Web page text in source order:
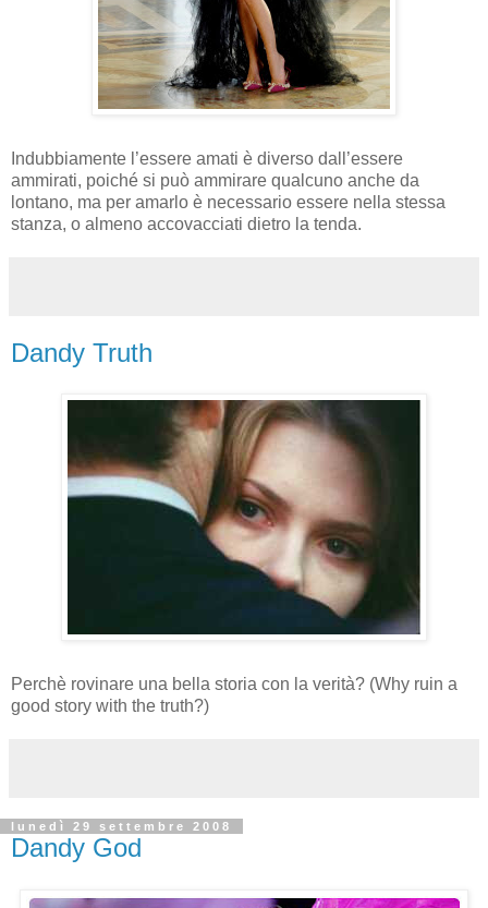
Indubbiamente l’essere amati è diverso dall’essere
ammirati, poiché si può ammirare qualcuno anche da
lontano, ma per amarlo è necessario essere nella stessa
stanza, o almeno accovacciati dietro la tenda.
Dandy Truth
Perchè rovinare una bella storia con la verità? (Why ruin a
good story with the truth?)
lunedì 29 settembre 2008
Dandy God